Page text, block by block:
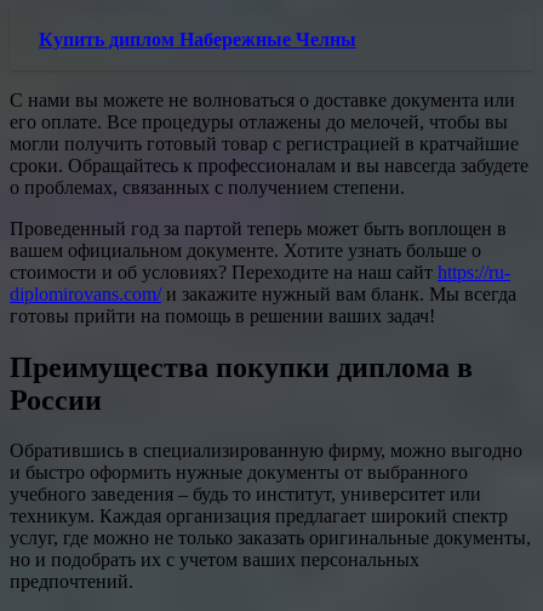
Купить диплом Набережные Челны
С нами вы можете не волноваться о доставке документа или
его оплате. Все процедуры отлажены до мелочей, чтобы вы
могли получить готовый товар с регистрацией в кратчайшие
сроки. Обращайтесь к профессионалам и вы навсегда забудете
о проблемах, связанных с получением степени.
Проведенный год за партой теперь может быть воплощен в
вашем официальном документе. Хотите узнать больше о
стоимости и об условиях? Переходите на наш сайт https://ru-
diplomirovans.com/и закажите нужный вам бланк. Мы всегда
готовы прийти на помощь в решении ваших задач!
Преимущества покупки диплома в
России
Обратившись в специализированную фирму, можно выгодно
и быстро оформить нужные документы от выбранного
учебного заведения – будь то институт, университет или
техникум. Каждая организация предлагает широкий спектр
услуг, где можно не только заказать оригинальные документы,
но и подобрать их с учетом ваших персональных
предпочтений.